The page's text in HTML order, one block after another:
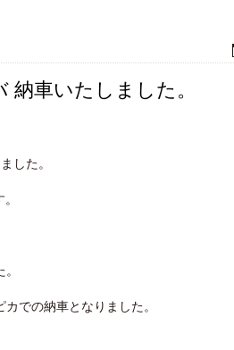
車いたしました。
した。
での納車となりました。